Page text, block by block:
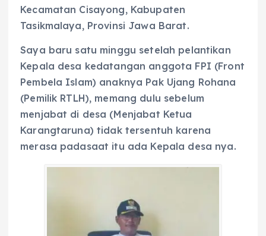
Kecamatan Cisayong, Kabupaten
Tasikmalaya, Provinsi Jawa Barat.
Saya baru satu minggu setelah pelantikan
Kepala desa kedatangan anggota FPI (Front
Pembela Islam) anaknya Pak Ujang Rohana
(Pemilik RTLH), memang dulu sebelum
menjabat di desa (Menjabat Ketua
Karangtaruna) tidak tersentuh karena
merasa padasaat itu ada Kepala desa nya.